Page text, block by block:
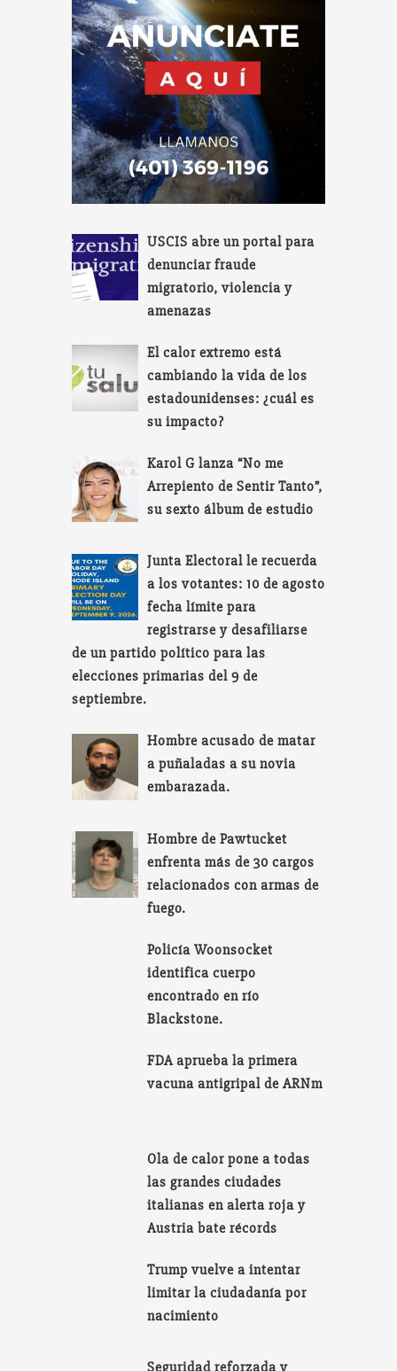
USCIS abre un portal para
denunciar fraude
migratorio, violencia y
amenazas
El calor extremo está
cambiando la vida de los
estadounidenses: ¿cuál es
su impacto?
Karol G lanza “No me
Arrepiento de Sentir Tanto”,
su sexto álbum de estudio
Junta Electoral le recuerda
a los votantes: 10 de agosto
fecha límite para
registrarse y desafiliarse
de un partido político para las
elecciones primarias del 9 de
septiembre.
Hombre acusado de matar
a puñaladas a su novia
embarazada.
Hombre de Pawtucket
enfrenta más de 30 cargos
relacionados con armas de
fuego.
Policía Woonsocket
identifica cuerpo
encontrado en río
Blackstone.
FDA aprueba la primera
vacuna antigripal de ARNm
Ola de calor pone a todas
las grandes ciudades
italianas en alerta roja y
Austria bate récords
Trump vuelve a intentar
limitar la ciudadanía por
nacimiento